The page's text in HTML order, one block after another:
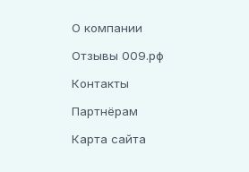
О компании
Отзывы 009.рф
Контакты
Партнёрам
Карта сайта